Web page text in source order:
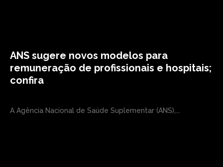
ANS sugere novos modelos para
remuneração de profissionais e hospitais;
confira
A Agência Nacional de Saúde Suplementar (ANS),...